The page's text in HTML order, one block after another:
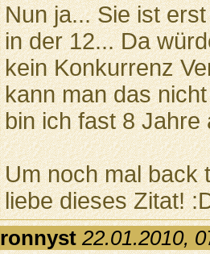
Nun ja... Sie ist
in der 12... Da
kein Konkurrenz
kann man das
bin ich fast 8 Jahre
Um noch mal back
liebe dieses Zitat!
ronnyst 22.01.2010,